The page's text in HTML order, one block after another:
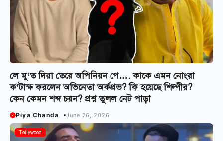
লে মু’ত দিয়া তেরে অপিনিয়ন পে…. কাকে এমন নোংরা
ক’টাক্ষ করলেন অভিনেতা অর্কপ্রভ? কি হয়েছে শিল্পীর?
কেন কেমন শব্দ চয়ন? প্রশ্ন তুলল নেট পাড়া
Piya Chanda June 26, 2026
Tollywood